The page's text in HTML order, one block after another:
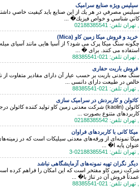
سیلیس ویژه صنایع سرامیک
سيليس مصرفي در هر يك از اين صنايع بايد كيفيت خاصي
كاني شناسي و خواص فيزيك� ...
خرید و فروش میکا زمین کاو (Mica)
چگونه سنگ میکا پرک می شود؟ از آسیا هایی مانند آسیای
استفاده می کنند. برای � ...
فروش باریت حفاری
سنگ معدنی باریت بر حسب عیار آن دارای مقادیر متفاوت
خالص در طبیعت دارای دانسی ...
کائولن و کاربردش در سرامیک سازی
کاربردهای متنوع بصورت ...
میکا کانی با کاربردهای فراوان
میکا نمونه‌ای از ورقه‌های معدنی سیلیکات است که در
عنوان پایه ا� ...
دیگر نگران تهیه نمونه‌های آزمایشگاهی نباشد
شرکت زمین کاو مفتخر است که این امکان را فراهم کرده
عمدتاً فروش آن در تناژ با� ...